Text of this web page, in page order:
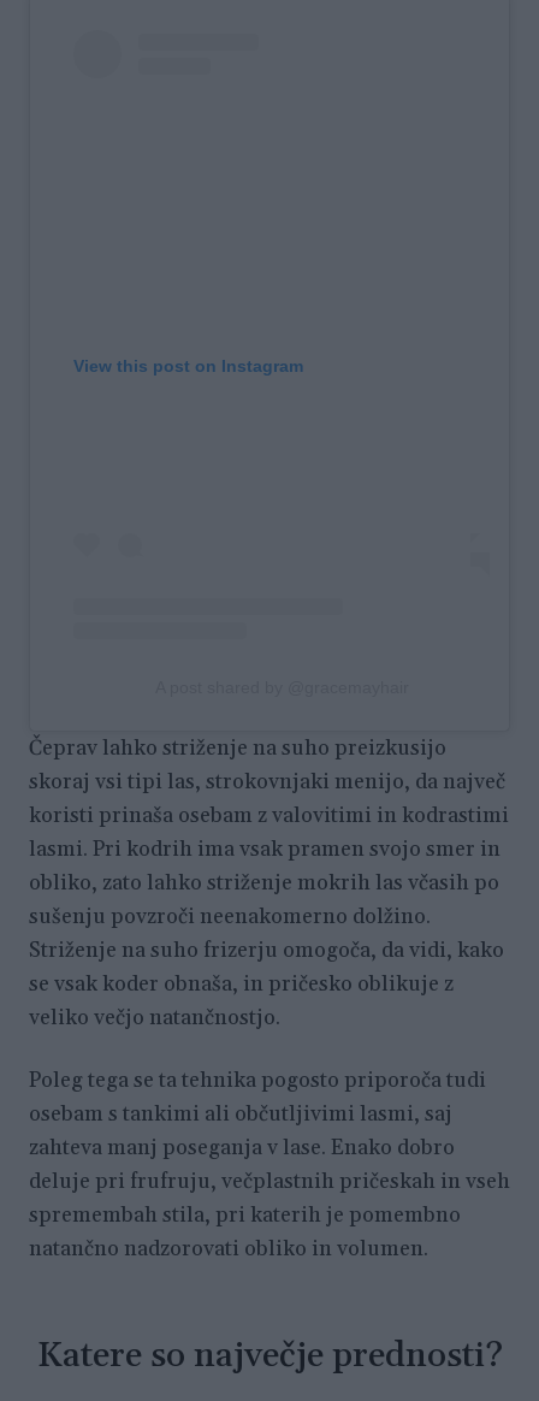
View this post on Instagram
Čeprav lahko striženje na suho preizkusijo
skoraj vsi tipi las, strokovnjaki menijo, da največ
koristi prinaša osebam z valovitimi in kodrastimi
lasmi. Pri kodrih ima vsak pramen svojo smer in
obliko, zato lahko striženje mokrih las včasih po
sušenju povzroči neenakomerno dolžino.
Striženje na suho frizerju omogoča, da vidi, kako
se vsak koder obnaša, in pričesko oblikuje z
veliko večjo natančnostjo.
Poleg tega se ta tehnika pogosto priporoča tudi
osebam s tankimi ali občutljivimi lasmi, saj
zahteva manj poseganja v lase. Enako dobro
deluje pri frufruju, večplastnih pričeskah in vseh
spremembah stila, pri katerih je pomembno
natančno nadzorovati obliko in volumen.
Katere so največje prednosti?